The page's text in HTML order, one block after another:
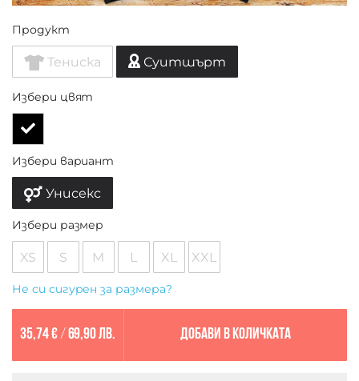
Продукт
Тениска Суитшърт
Избери цвят
Избери вариант
Унисекс
Избери размер
XS S M L XL XXL
Не си сигурен за размера?
35,74 €/ 69,90 лв. Добави в количката